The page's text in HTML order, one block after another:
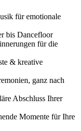
für emotionale
bis Dancefloor
für die
& kreative
ganz nach
Abschluss Ihrer
Momente für Ihre